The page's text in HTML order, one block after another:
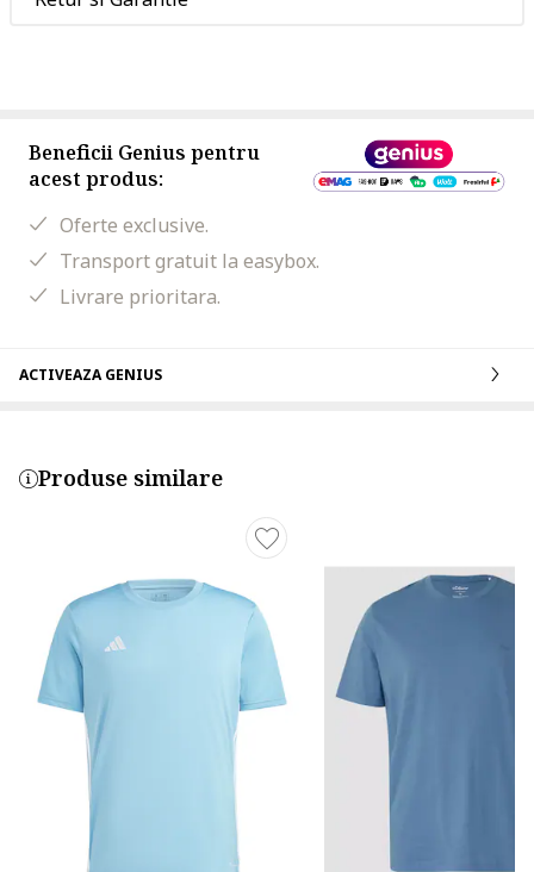
Beneficii Genius pentru
acest produs:
Oferte exclusive.
Transport gratuit la easybox.
Livrare prioritara.
ACTIVEAZA GENIUS
Produse similare